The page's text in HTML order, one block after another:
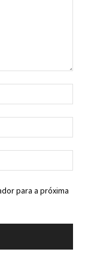
para a próxima